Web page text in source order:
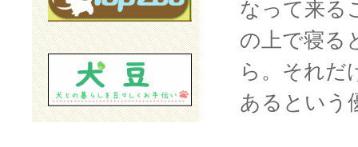
なって来る
の上で寝る
ら。それだ
あるという